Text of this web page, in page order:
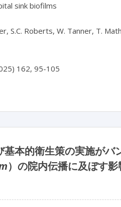
sink biofilms
S.C. Roberts, W. Tanner, T.
本的衛生策の実施が
）の院内伝播に及ぼす